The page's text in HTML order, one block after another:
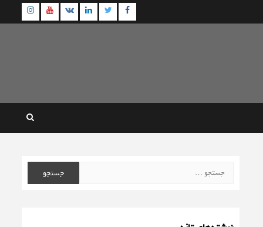
Facebook
Twitter
Linkedin
VK
برای: